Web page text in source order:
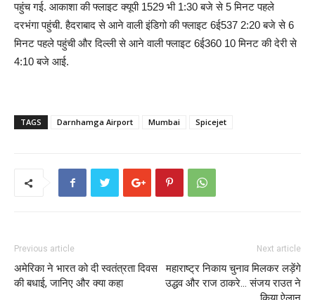
पहुंच गई. आकाशा की फ्लाइट क्यूपी 1529 भी 1:30 बजे से 5 मिनट पहले
दरभंगा पहुंची. हैदराबाद से आने वाली इंडिगो की फ्लाइट 6ई537 2:20 बजे से 6
मिनट पहले पहुंची और दिल्ली से आने वाली फ्लाइट 6ई360 10 मिनट की देरी से
4:10 बजे आई.
TAGS Darnhamga Airport Mumbai Spicejet
Previous article
अमेरिका ने भारत को दी स्वतंत्रता दिवस
की बधाई, जानिए और क्या कहा
Next article
महाराष्ट्र निकाय चुनाव मिलकर लड़ेंगे
उद्धव और राज ठाकरे… संजय राउत ने